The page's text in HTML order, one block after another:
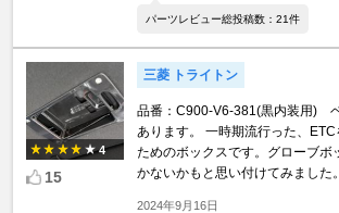
パーツレビュー総投稿数：21件
4
15
三菱 トライトン
品番：C900-V6-381(黒内装用)
あります。 一時期流行った、
ためのボックスです。グローブボ
かないかもと思い付けてみました
2024年9月16日